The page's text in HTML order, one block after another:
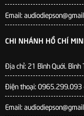
Email:
CHI NHÁNH HỒ CHÍ
Địa chỉ: 21 Bình Quới. Bình
Điện thoại:
Email: